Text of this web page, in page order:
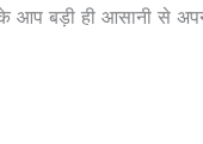
आप बड़ी ही आसानी से